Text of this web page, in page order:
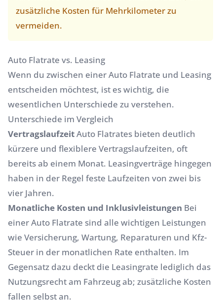
zusätzliche Kosten für Mehrkilometer zu
vermeiden.
Auto Flatrate vs. Leasing
Wenn du zwischen einer Auto Flatrate und Leasing
entscheiden möchtest, ist es wichtig, die
wesentlichen Unterschiede zu verstehen.
Unterschiede im Vergleich
VertragslaufzeitAuto Flatrates bieten deutlich
kürzere und flexiblere Vertragslaufzeiten, oft
bereits ab einem Monat. Leasingverträge hingegen
haben in der Regel feste Laufzeiten von zwei bis
vier Jahren.
Monatliche Kosten und Inklusivleistungen Bei
einer Auto Flatrate sind alle wichtigen Leistungen
wie Versicherung, Wartung, Reparaturen und Kfz-
Steuer in der monatlichen Rate enthalten. Im
Gegensatz dazu deckt die Leasingrate lediglich das
Nutzungsrecht am Fahrzeug ab; zusätzliche Kosten
fallen selbst an.